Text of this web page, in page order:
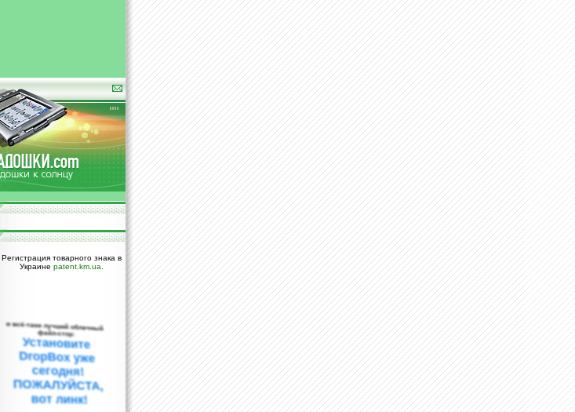
Регистрация товарного знака в
Украине patent.km.ua
и всё-таки лучший облачный
файл-стор:
Установите
DropBox уже
сегодня!
ПОЖАЛУЙСТА,
вот линк!